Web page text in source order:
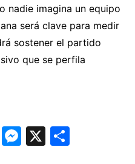
nadie imagina un equipo
será clave para medir
sostener el partido
que se perfila
M X C